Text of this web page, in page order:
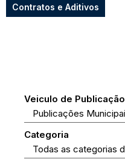
Contratos e Aditivos
Veiculo de Publicação
Categoria